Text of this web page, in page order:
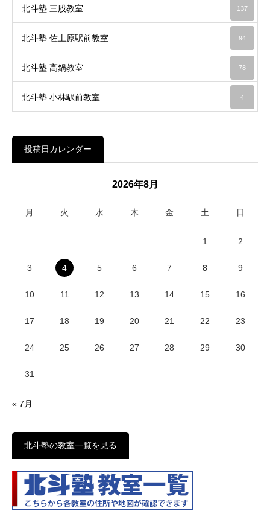
北斗塾 三股教室 137
北斗塾 佐土原駅前教室 94
北斗塾 高鍋教室 78
北斗塾 小林駅前教室 4
投稿日カレンダー
2026年8月
月 火 水 木 金 土 日
1 2
3 4 5 6 7 8 9
10 11 12 13 14 15 16
17 18 19 20 21 22 23
24 25 26 27 28 29 30
31
« 7月
北斗塾の教室一覧を見る